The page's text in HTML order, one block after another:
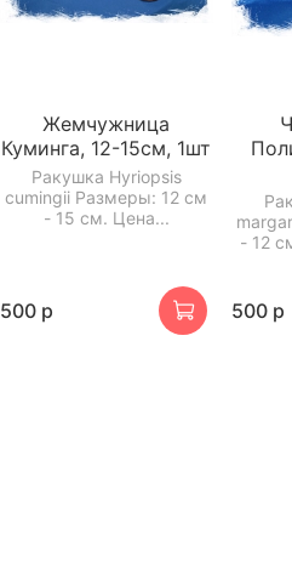
Жемчужница
Куминга, 12-15см, 1шт
Ракушка Hyriopsis
cumingii Размеры: 12 см
- 15 см. Цена...
500 р
- 12
500 р